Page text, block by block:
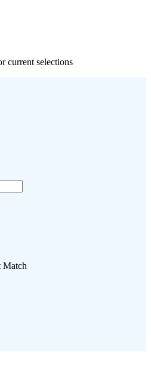
current selections
Match